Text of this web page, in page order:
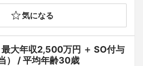
気になる
大年収2,500万円 ＋ SO付与
） / 平均年齢30歳